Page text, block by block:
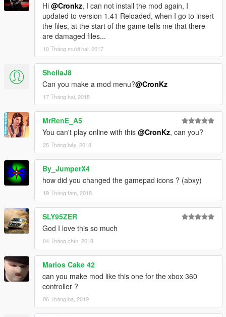
Hi @Cronkz, I can not install the mod again, I
updated to version 1.41 Reloaded, when I go to insert
the files, at the start of the game tells me that there
are damaged files...
10 Tháng mười hai, 2017
SheilaJ8
Can you make a mod menu?@CronKz
17 Tháng hai, 2018
MrRenE_A5
You can't play online with this @CronKz, can you?
25 Tháng bảy, 2018
By_JumperX4
how did you changed the gamepad icons ? (abxy)
19 Tháng tám, 2018
SLY95ZER
God I love this so much
04 Tháng chín, 2018
Marios Cake 42
can you make mod like this one for the xbox 360
controller ?
06 Tháng ba, 2019